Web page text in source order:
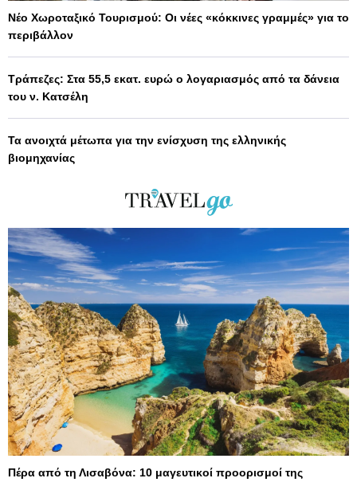
Νέο Χωροταξικό Τουρισμού: Οι νέες «κόκκινες γραμμές» για το
περιβάλλον
Τράπεζες: Στα 55,5 εκατ. ευρώ ο λογαριασμός από τα δάνεια
του ν. Κατσέλη
Τα ανοιχτά μέτωπα για την ενίσχυση της ελληνικής
βιομηχανίας
Πέρα από τη Λισαβόνα: 10 μαγευτικοί προορισμοί της